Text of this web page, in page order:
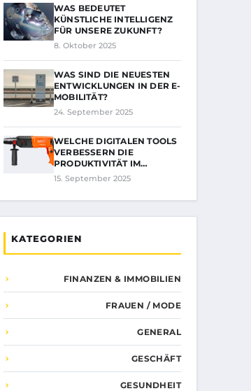
WAS BEDEUTET
KÜNSTLICHE INTELLIGENZ
FÜR UNSERE ZUKUNFT?
8. Oktober 2025
WAS SIND DIE NEUESTEN
ENTWICKLUNGEN IN DER E-
MOBILITÄT?
24. September 2025
WELCHE DIGITALEN TOOLS
VERBESSERN DIE
PRODUKTIVITÄT IM…
15. September 2025
KATEGORIEN
FINANZEN & IMMOBILIEN
FRAUEN / MODE
GENERAL
GESCHÄFT
GESUNDHEIT